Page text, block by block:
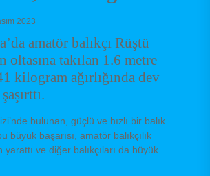
2023
amatör balıkçı Rüştü
oltasına takılan 1.6 metre
kilogram ağırlığında dev
bulunan, güçlü ve hızlı bir balık
büyük başarısı, amatör balıkçılık
ve diğer balıkçıları da büyük